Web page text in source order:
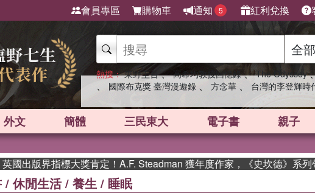
會員專區 購物車 通知 5 紅利兌換
熱搜： 東野圭吾 、 高希均教授回憶錄 、 The Odyssey
、 國際布克獎 臺灣漫遊錄 、 方念華 、 台灣的李登輝時
外文 簡體 三民東大 電子書 親子
標大獎肯定！A.F. Steadman 獲年度作家，《史坎德》系列帶你踏上熱
/ 休閒生活/ 養生 / 睡眠